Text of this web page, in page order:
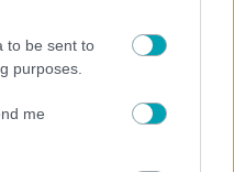
to be sent to
purposes.
me
η Ιωάννα Τούνη -Τι